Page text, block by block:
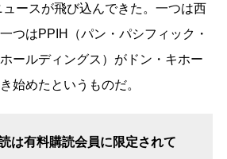
ースが飛び込んできた。一つは西
つはPPIH（パン・パシフィック・
ールディングス）がドン・キホー
始めたというものだ。
は有料購読会員に限定されて